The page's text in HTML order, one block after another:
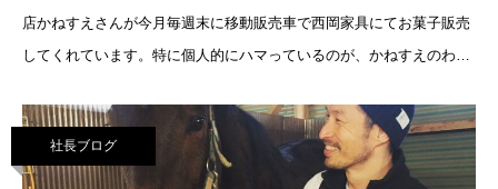
店かねすえさんが今月毎週末に移動販売車で西岡家具にてお菓子販売
してくれています。特に個人的にハマっているのが、かねすえのわら
社長ブログ